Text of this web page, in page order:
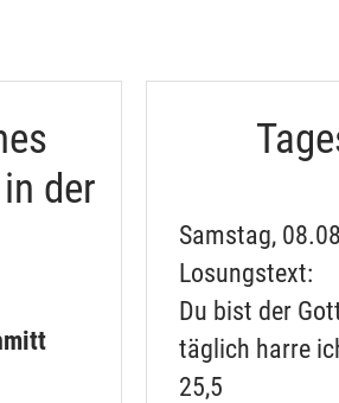
der
Samstag,
Losungstext:
Du bist der
täglich harre
25,5